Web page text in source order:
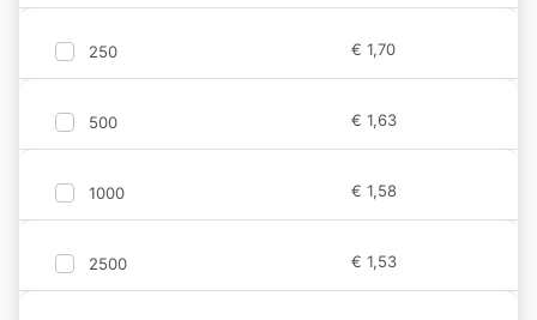
250 € 1,70
500 € 1,63
1000 € 1,58
2500 € 1,53